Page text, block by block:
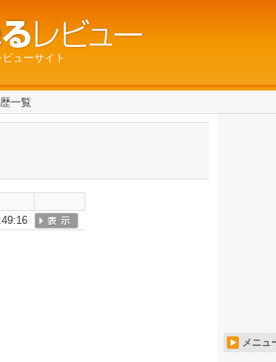
ューサイト
一覧
メニュ